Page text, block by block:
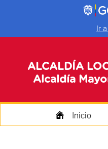
Ir
ALCALDÍA
Alcaldía
Inicio